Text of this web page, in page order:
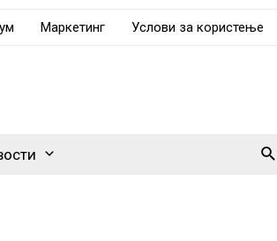
Маркетинг Услови за користење